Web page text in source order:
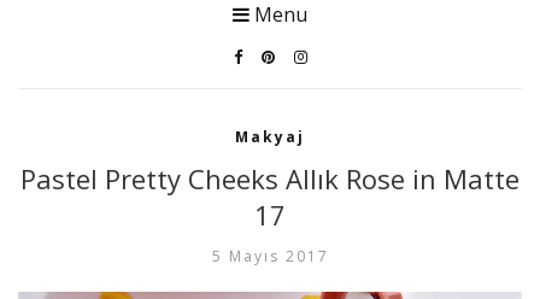
Menu
Makyaj
Pastel Pretty Cheeks Allık Rose in Matte
17
5 Mayıs 2017